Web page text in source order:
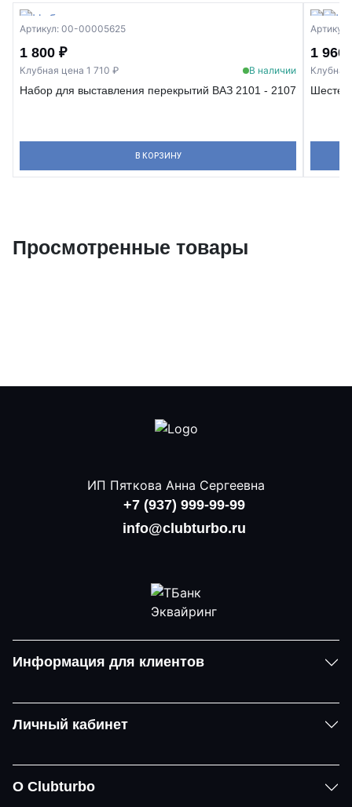
Артикул: 00-00005625
1 800 ₽
Клубная цена 1 710 ₽ В наличии
Набор для выставления перекрытий ВАЗ 2101 - 2107
В КОРЗИНУ
1 960
Клубная
Просмотренные товары
ИП Пяткова Анна Сергеевна
+7 (937) 999-99-99
info@clubturbo.ru
Информация для клиентов
Личный кабинет
О Clubturbo